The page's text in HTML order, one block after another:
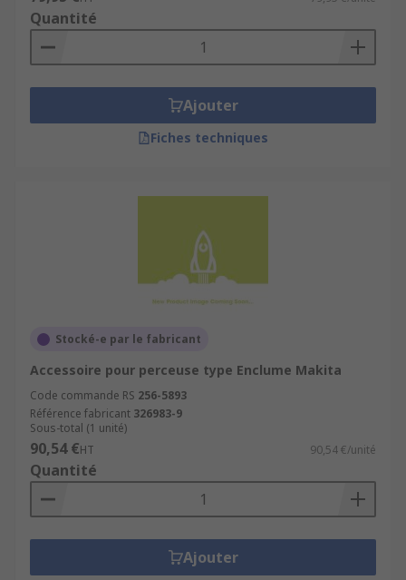
Quantité
Ajouter
Fiches techniques
Stocké-e par le fabricant
Accessoire pour perceuse type Enclume Makita
Code commande RS 256-5893
Référence fabricant 326983-9
Sous-total (1 unité)
90,54 €HT 90,54 €/unité
Quantité
Ajouter